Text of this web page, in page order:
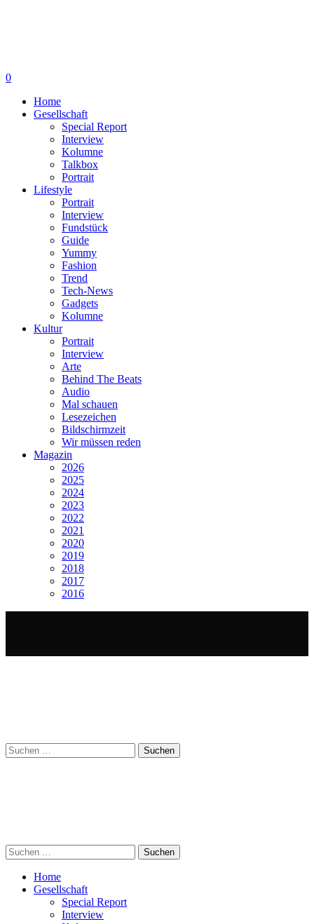
0
Home
Gesellschaft
Special Report
Interview
Kolumne
Talkbox
Portrait
Lifestyle
Portrait
Interview
Fundstück
Guide
Yummy
Fashion
Trend
Tech-News
Gadgets
Kolumne
Kultur
Portrait
Interview
Arte
Behind The Beats
Audio
Mal schauen
Lesezeichen
Bildschirmzeit
Wir müssen reden
Magazin
2026
2025
2024
2023
2022
2021
2020
2019
2018
2017
2016
Suchen
nach:
Suchen
nach:
Home
Gesellschaft
Special Report
Interview